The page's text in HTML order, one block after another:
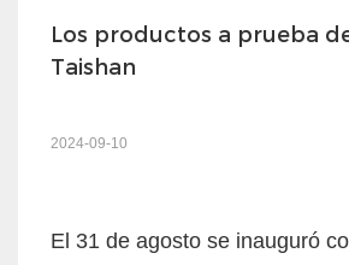
Los productos a prueba
Taishan
2024-09-10
El 31 de agosto se inauguró